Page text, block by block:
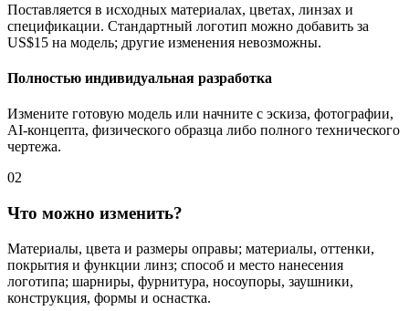
Поставляется в исходных материалах, цветах, линзах и
спецификации. Стандартный логотип можно добавить за
US$15 на модель; другие изменения невозможны.
Полностью индивидуальная разработка
Измените готовую модель или начните с эскиза, фотографии,
AI-концепта, физического образца либо полного технического
чертежа.
02
Что можно изменить?
Материалы, цвета и размеры оправы; материалы, оттенки,
покрытия и функции линз; способ и место нанесения
логотипа; шарниры, фурнитура, носоупоры, заушники,
конструкция, формы и оснастка.